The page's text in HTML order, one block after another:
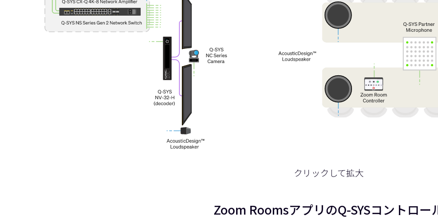
クリックして拡大
Zoom RoomsアプリのQ-SYSコントロー